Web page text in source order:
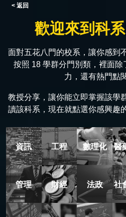
< 返回
歡迎來到科
面對五花八門的校系，讓你感到
按照 18 學群分門別類，裡面
力，還有熱門點
教授分享，讓你能立即掌握該學
讀該科系，現在就點選你感興趣
資訊 工程 數理化 醫
管理 財經 法政 社